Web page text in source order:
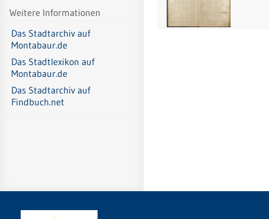
Weitere Informationen
Das Stadtarchiv auf
Montabaur.de
Das Stadtlexikon auf
Montabaur.de
Das Stadtarchiv auf
Findbuch.net